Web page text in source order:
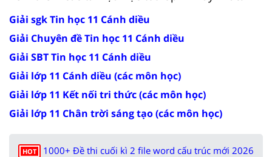
Giải sgk Tin học 11 Cánh diều
Giải Chuyên đề Tin học 11 Cánh diều
Giải SBT Tin học 11 Cánh diều
Giải lớp 11 Cánh diều (các môn học)
Giải lớp 11 Kết nối tri thức (các môn học)
Giải lớp 11 Chân trời sáng tạo (các môn học)
HOT
1000+ Đề thi cuối kì 2 file word cấu trúc mới 2026